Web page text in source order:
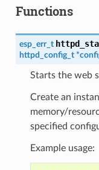
Functions
esp_err_t
httpd_config_t *
Starts the web
Create an
memory/
specified
Example usage: